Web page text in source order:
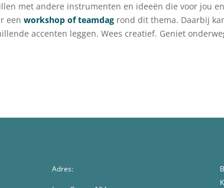
met andere instrumenten en ideeën die voor jou
eenworkshop of teamdag rond dit thema. Daarbij
accenten leggen. Wees creatief. Geniet
Adres: